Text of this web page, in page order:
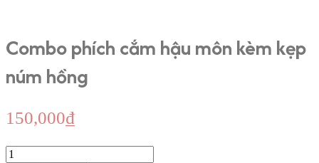
Combo phích cắm hậu môn kèm kẹp
núm hồng
150,000₫
Combo